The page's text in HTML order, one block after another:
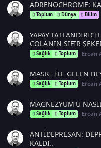
ADRENOCHROME:
Toplum Dünya Bilim
YAPAY
COLA'NIN SIFIR
Sağlık Toplum Ercan
MASKE İLE GELEN
Sağlık Toplum Ercan
MAGNEZYUM'U
Sağlık Toplum Ercan
ANTİDEPRESAN:
KALDI..